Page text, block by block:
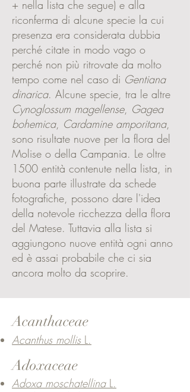
+ nella lista che segue) e alla
riconferma di alcune specie la cui
presenza era considerata dubbia
perché citate in modo vago o
perché non più ritrovate da molto
tempo come nel caso di Gentiana
dinarica. Alcune specie, tra le altre
Cynoglossum magellense, Gagea
bohemica, Cardamine amporitana,
sono risultate nuove per la flora del
Molise o della Campania. Le oltre
1500 entità contenute nella lista, in
buona parte illustrate da schede
fotografiche, possono dare l'idea
della notevole ricchezza della flora
del Matese. Tuttavia alla lista si
aggiungono nuove entità ogni anno
ed è assai probabile che ci sia
ancora molto da scoprire.
Acanthaceae
Acanthus mollis L.
Adoxaceae​
Adoxa moschatellina L.